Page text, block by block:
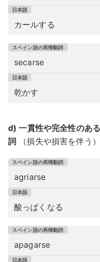
カールする
secarse
乾かす
d) 一貫性や完全性のあ
詞 （損失や損害を伴う）
agriarse
酸っぱくなる
apagarse